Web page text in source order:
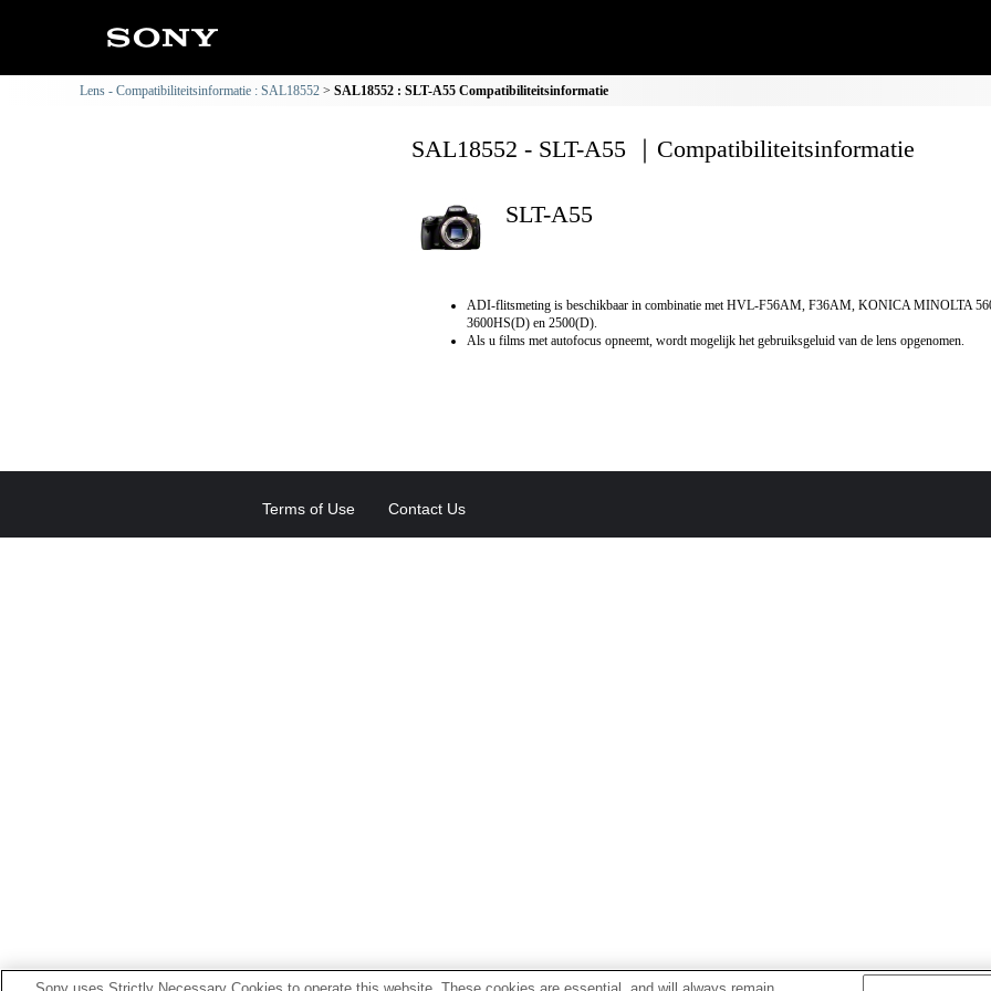
Lens - Compatibiliteitsinformatie : SAL18552 SAL18552 : SLT-A55 Compatibiliteitsinformatie
SAL18552 - SLT-A55 ｜Compatibiliteitsinformatie
SLT-A55
ADI-flitsmeting is beschikbaar in combinatie met HVL-F56AM, F36AM, KONICA MINOLTA
3600HS(D) en 2500(D).
Als u films met autofocus opneemt, wordt mogelijk het gebruiksgeluid van de lens opgenomen.
Terms of Use Contact Us